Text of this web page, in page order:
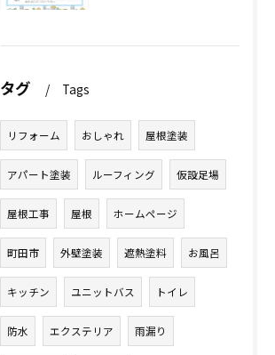
タグ Tags
リフォーム おしゃれ 屋根塗装
アパート塗装 ルーフィング 仮設足場
屋根工事 屋根 ホームページ
町田市 外壁塗装 遮熱塗料 お風呂
キッチン ユニットバス トイレ
防水 エクステリア 雨漏り